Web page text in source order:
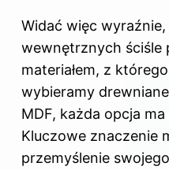
Widać więc
wewnętrznych ściśle
materiałem, z
wybieramy
MDF, każda opcja
Kluczowe znaczenie
przemyślenie